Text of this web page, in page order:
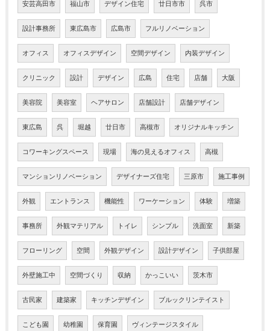
安芸高田市 福山市 デザイン住宅 廿日市市 呉市
設計事務所 東広島市 広島市 フルリノベーション
オフィス オフィスデザイン 空間デザイン 内装デザイン
クリニック 設計 デザイン 広島 住宅 店舗 大阪
美容院 美容室 ヘアサロン 店舗設計 店舗デザイン
東広島 呉 堀越 廿日市 高槻市 オリジナルキッチン
コワーキングスペース 現場 海の見えるオフィス 高槻
マンションリノベーション デザイナーズ住宅 三原市 施工事例
外観 エントランス 機能性 ワーケーション 体験 増築
事務所 外観マテリアル トイレ シンプル 洗面室 新築
フローリング 空間 外観デザイン 設計デザイン 子供部屋
外壁施工中 空間づくり 収納 かっこいい 茨木市
古民家 建築家 キッチンデザイン ブルックリンテイスト
こども園 幼稚園 保育園 ヴィンテージスタイル